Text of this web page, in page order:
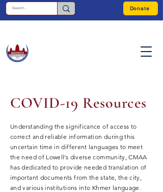
Donate
COVID-19 Resources
Understanding the significance of access to
correct and reliable information during this
uncertain time in different languages to meet
the need of Lowell’s diverse community, CMAA
has dedicated to provide needed translation of
important documents from the state, the city,
and various institutions into Khmer language.